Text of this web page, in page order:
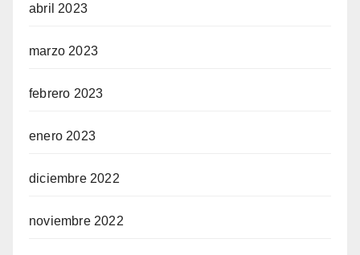
abril 2023
marzo 2023
febrero 2023
enero 2023
diciembre 2022
noviembre 2022